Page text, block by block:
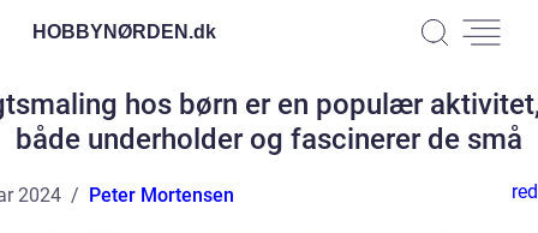
HOBBYNØRDEN.dk
hos børn er en populær
både underholder og fascinerer de små
2024 Peter Mortensen